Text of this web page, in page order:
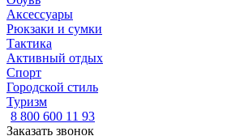
Аксессуары
Рюкзаки и сумки
Тактика
Активный отдых
Спорт
Городской стиль
Туризм
8 800 600 11 93
Заказать звонок